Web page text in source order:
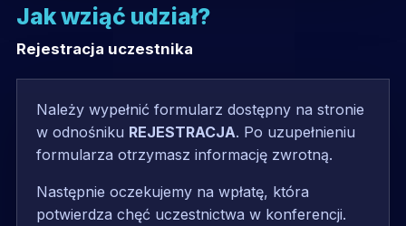
Jak wziąć udział?
Rejestracja uczestnika
Należy wypełnić formularz dostępny na stronie
w odnośniku REJESTRACJA. Po uzupełnieniu
formularza otrzymasz informację zwrotną.
Następnie oczekujemy na wpłatę, która
potwierdza chęć uczestnictwa w konferencji.